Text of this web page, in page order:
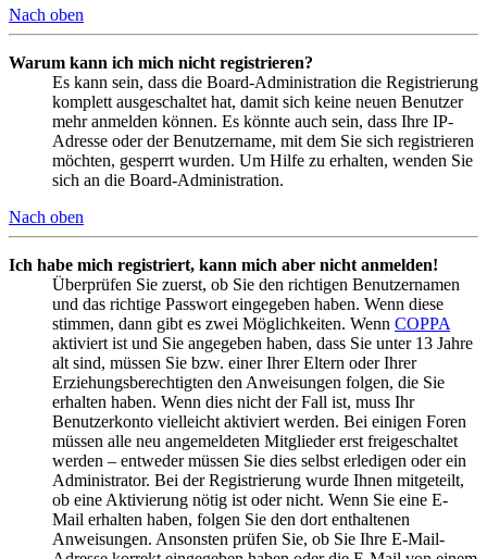
Nach oben
Warum kann ich mich nicht registrieren?
Es kann sein, dass die Board-Administration die Registrierung
komplett ausgeschaltet hat, damit sich keine neuen Benutzer
mehr anmelden können. Es könnte auch sein, dass Ihre IP-
Adresse oder der Benutzername, mit dem Sie sich registrieren
möchten, gesperrt wurden. Um Hilfe zu erhalten, wenden Sie
sich an die Board-Administration.
Nach oben
Ich habe mich registriert, kann mich aber nicht anmelden!
Überprüfen Sie zuerst, ob Sie den richtigen Benutzernamen
und das richtige Passwort eingegeben haben. Wenn diese
stimmen, dann gibt es zwei Möglichkeiten. Wenn COPPA
aktiviert ist und Sie angegeben haben, dass Sie unter 13 Jahre
alt sind, müssen Sie bzw. einer Ihrer Eltern oder Ihrer
Erziehungsberechtigten den Anweisungen folgen, die Sie
erhalten haben. Wenn dies nicht der Fall ist, muss Ihr
Benutzerkonto vielleicht aktiviert werden. Bei einigen Foren
müssen alle neu angemeldeten Mitglieder erst freigeschaltet
werden – entweder müssen Sie dies selbst erledigen oder ein
Administrator. Bei der Registrierung wurde Ihnen mitgeteilt,
ob eine Aktivierung nötig ist oder nicht. Wenn Sie eine E-
Mail erhalten haben, folgen Sie den dort enthaltenen
Anweisungen. Ansonsten prüfen Sie, ob Sie Ihre E-Mail-